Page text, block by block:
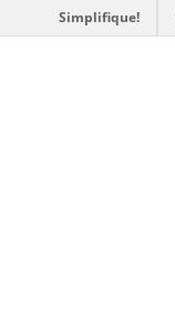
Simplifique!